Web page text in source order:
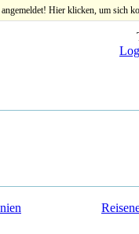
Hier klicken, um sich